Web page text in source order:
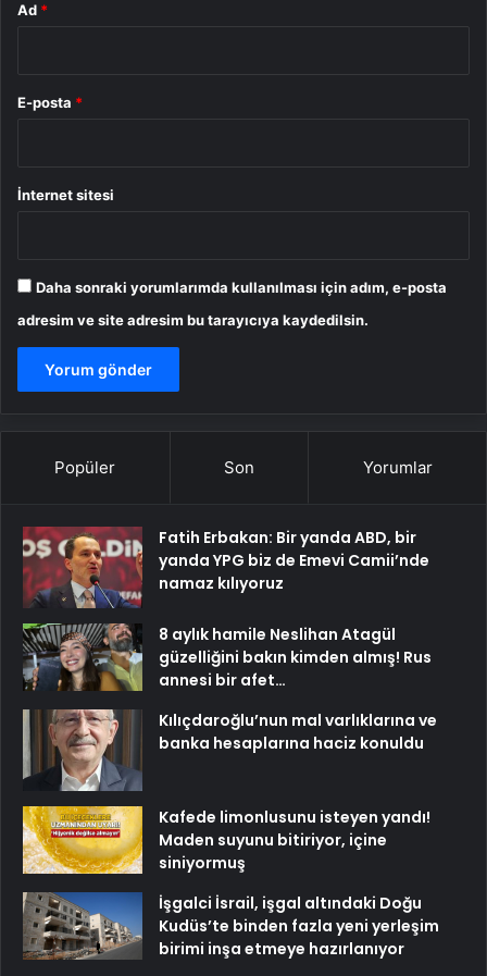
Ad *
E-posta *
İnternet sitesi
Daha sonraki yorumlarımda kullanılması için adım, e-posta
adresim ve site adresim bu tarayıcıya kaydedilsin.
Popüler Son Yorumlar
Fatih Erbakan: Bir yanda ABD, bir
yanda YPG biz de Emevi Camii’nde
namaz kılıyoruz
8 aylık hamile Neslihan Atagül
güzelliğini bakın kimden almış! Rus
annesi bir afet…
Kılıçdaroğlu’nun mal varlıklarına ve
banka hesaplarına haciz konuldu
Kafede limonlusunu isteyen yandı!
Maden suyunu bitiriyor, içine
siniyormuş
İşgalci İsrail, işgal altındaki Doğu
Kudüs’te binden fazla yeni yerleşim
birimi inşa etmeye hazırlanıyor